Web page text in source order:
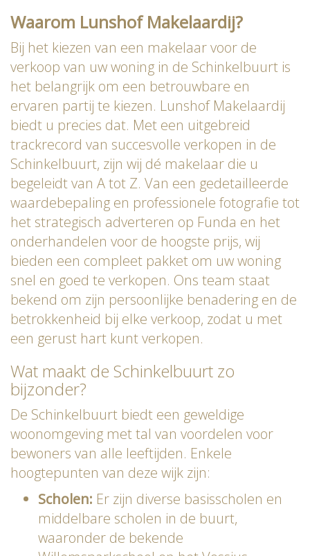
Waarom Lunshof Makelaardij?
Bij het kiezen van een makelaar voor de
verkoop van uw woning in de Schinkelbuurt is
het belangrijk om een betrouwbare en
ervaren partij te kiezen. Lunshof Makelaardij
biedt u precies dat. Met een uitgebreid
trackrecord van succesvolle verkopen in de
Schinkelbuurt, zijn wij dé makelaar die u
begeleidt van A tot Z. Van een gedetailleerde
waardebepaling en professionele fotografie tot
het strategisch adverteren op Funda en het
onderhandelen voor de hoogste prijs, wij
bieden een compleet pakket om uw woning
snel en goed te verkopen. Ons team staat
bekend om zijn persoonlijke benadering en de
betrokkenheid bij elke verkoop, zodat u met
een gerust hart kunt verkopen.
Wat maakt de Schinkelbuurt zo
bijzonder?
De Schinkelbuurt biedt een geweldige
woonomgeving met tal van voordelen voor
bewoners van alle leeftijden. Enkele
hoogtepunten van deze wijk zijn:
Scholen: Er zijn diverse basisscholen en
middelbare scholen in de buurt,
waaronder de bekende